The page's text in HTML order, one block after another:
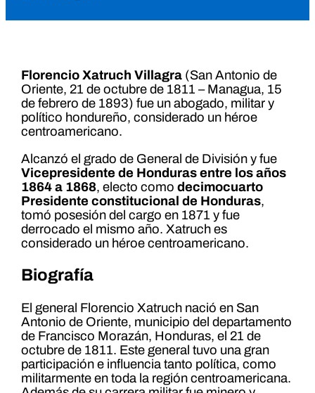
Florencio Xatruch Villagra(San Antonio de
Oriente, 21 de octubre de 1811 – Managua, 15
de febrero de 1893) fue un abogado, militar y
político hondureño, considerado un héroe
centroamericano.
Alcanzó el grado de General de División y fue
Vicepresidente de Honduras entre los años
1864 a 1868, electo como decimocuarto
Presidente constitucional de Honduras,
tomó posesión del cargo en 1871 y fue
derrocado el mismo año. Xatruch es
considerado un héroe centroamericano.
Biografía
El general Florencio Xatruch nació en San
Antonio de Oriente, municipio del departamento
de Francisco Morazán, Honduras, el 21 de
octubre de 1811. Este general tuvo una gran
participación e influencia tanto política, como
militarmente en toda la región centroamericana.